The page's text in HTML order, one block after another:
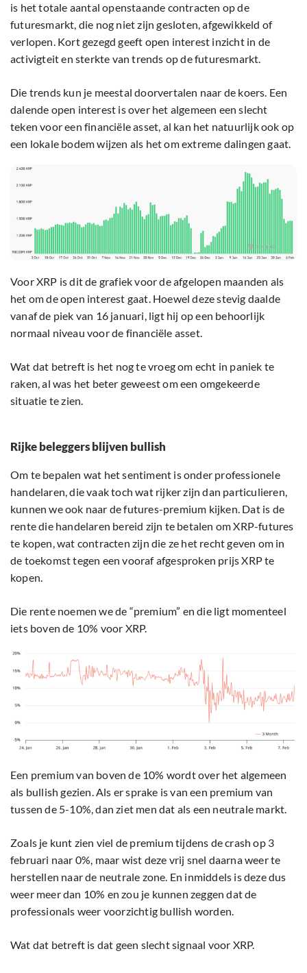
is het totale aantal openstaande contracten op de
futuresmarkt, die nog niet zijn gesloten, afgewikkeld of
verlopen. Kort gezegd geeft open interest inzicht in de
activigteit en sterkte van trends op de futuresmarkt.
Die trends kun je meestal doorvertalen naar de koers. Een
dalende open interest is over het algemeen een slecht
teken voor een financiële asset, al kan het natuurlijk ook op
een lokale bodem wijzen als het om extreme dalingen gaat.
Voor XRP is dit de grafiek voor de afgelopen maanden als
het om de open interest gaat. Hoewel deze stevig daalde
vanaf de piek van 16 januari, ligt hij op een behoorlijk
normaal niveau voor de financiële asset.
Wat dat betreft is het nog te vroeg om echt in paniek te
raken, al was het beter geweest om een omgekeerde
situatie te zien.
Rijke beleggers blijven bullish
Om te bepalen wat het sentiment is onder professionele
handelaren, die vaak toch wat rijker zijn dan particulieren,
kunnen we ook naar de futures-premium kijken. Dat is de
rente die handelaren bereid zijn te betalen om XRP-futures
te kopen, wat contracten zijn die ze het recht geven om in
de toekomst tegen een vooraf afgesproken prijs XRP te
kopen.
Die rente noemen we de “premium” en die ligt momenteel
iets boven de 10% voor XRP.
Een premium van boven de 10% wordt over het algemeen
als bullish gezien. Als er sprake is van een premium van
tussen de 5-10%, dan ziet men dat als een neutrale markt.
Zoals je kunt zien viel de premium tijdens de crash op 3
februari naar 0%, maar wist deze vrij snel daarna weer te
herstellen naar de neutrale zone. En inmiddels is deze dus
weer meer dan 10% en zou je kunnen zeggen dat de
professionals weer voorzichtig bullish worden.
Wat dat betreft is dat geen slecht signaal voor XRP.